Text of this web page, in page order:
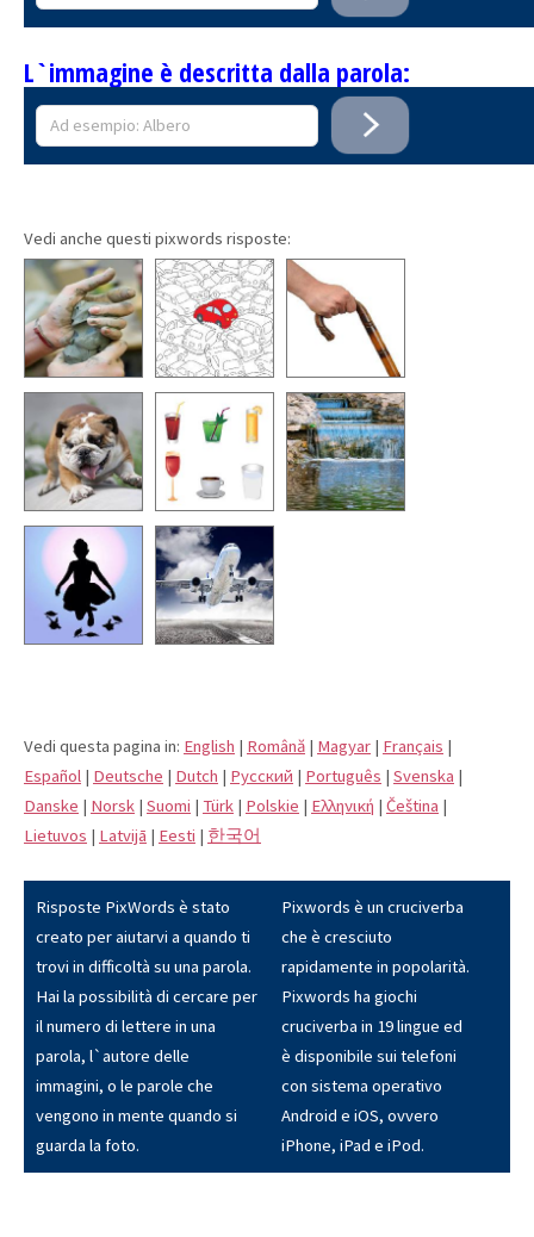
L`immagine è descritta dalla parola:
Vedi anche questi pixwords risposte:
Vedi questa pagina in: English | Română | Magyar | Français |
Español | Deutsche | Dutch | Pусский | Português | Svenska |
Danske | Norsk | Suomi | Türk | Polskie | Eλληνική | Čeština |
Lietuvos | Latvijā | Eesti | 한국어
Risposte PixWords è stato
creato per aiutarvi a quando ti
trovi in difficoltà su una parola.
Hai la possibilità di cercare per
il numero di lettere in una
parola, l`autore delle
immagini, o le parole che
vengono in mente quando si
guarda la foto.
Pixwords è un cruciverba
che è cresciuto
rapidamente in popolarità.
Pixwords ha giochi
cruciverba in 19 lingue ed
è disponibile sui telefoni
con sistema operativo
Android e iOS, ovvero
iPhone, iPad e iPod.